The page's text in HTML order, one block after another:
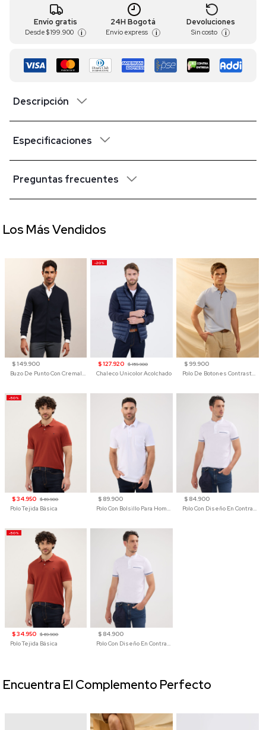
Envío gratis
Desde $ 199.900 i
24H Bogotá
Envío express i
Devoluciones
Sin costo i
Descripción
Especificaciones
Preguntas frecuentes
$ 149.900
Buzo De Punto Con Cremallera Para Hombre
-20%
$ 127.920 $ 159.900
Chaleco Unicolor Acolchado
$ 99.900
Polo De Botones Contraste Para Hombre
-50%
$ 34.950 $ 69.900
Polo Tejida Básica
$ 89.900
Polo Con Bolsillo Para Hombre
$ 84.900
Polo Con Diseño En Contraste
-50%
$ 34.950 $ 69.900
Polo Tejida Básica
$ 84.900
Polo Con Diseño En Contraste
Los Más Vendidos
Encuentra El Complemento Perfecto